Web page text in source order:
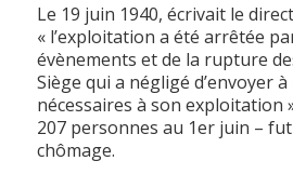
Le 19 juin 1940, écrivait le
« l’exploitation a été arrêtée
évènements et de la rupture
Siège qui a négligé d’envoyer
nécessaires à son exploitation
207 personnes au 1er juin –
chômage.